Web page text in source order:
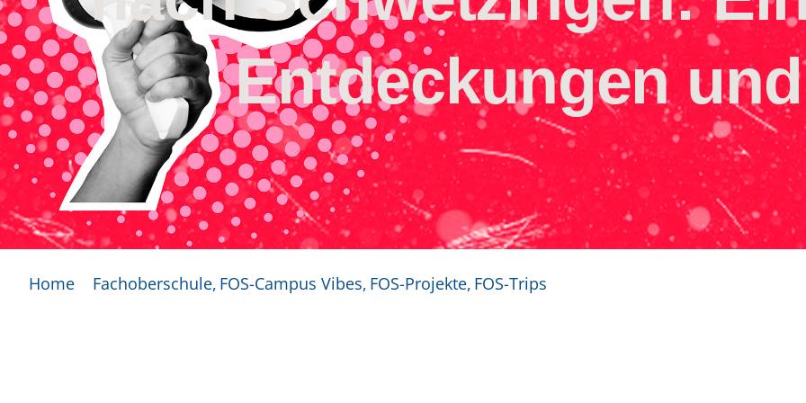
Entdeckungen
Home Fachoberschule FOS-Campus Vibes FOS-Projekte FOS-Trips